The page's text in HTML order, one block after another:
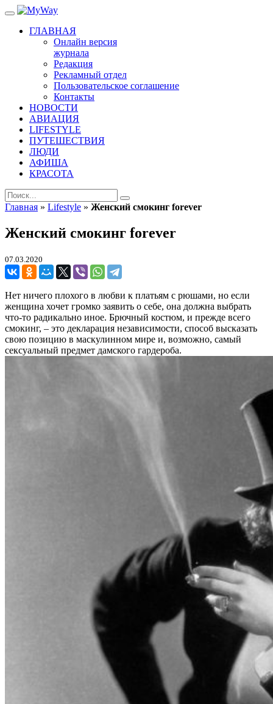
ГЛАВНАЯ
Онлайн версия
журнала
Редакция
Рекламный отдел
Пользовательское соглашение
Контакты
НОВОСТИ
АВИАЦИЯ
LIFESTYLE
ПУТЕШЕСТВИЯ
ЛЮДИ
АФИША
КРАСОТА
Главная » Lifestyle » Женский смокинг forever
Женский смокинг forever
07.03.2020
Нет ничего плохого в любви к платьям с рюшами, но если
женщина хочет громко заявить о себе, она должна выбрать
что-то радикально иное. Брючный костюм, и прежде всего
смокинг, – это декларация независимости, способ высказать
свою позицию в маскулинном мире и, возможно, самый
сексуальный предмет дамского гардероба.